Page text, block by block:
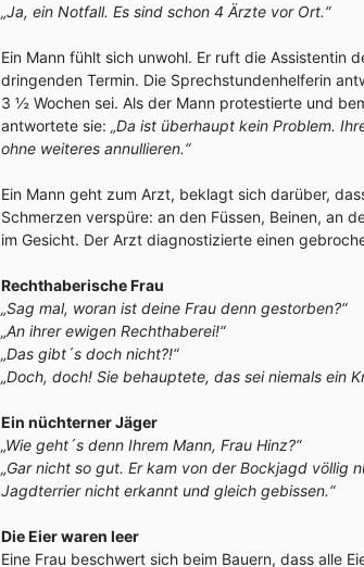
„Ja, ein Notfall. Es sind schon 4 Ärzte vor Ort.“
Ein Mann fühlt sich unwohl. Er ruft die Assistentin
dringenden Termin. Die Sprechstundenhelferin
3 ½ Wochen sei. Als der Mann protestierte und
antwortete sie: „Da ist überhaupt kein Problem.
ohne weiteres annullieren.“
Ein Mann geht zum Arzt, beklagt sich darüber,
Schmerzen verspüre: an den Füssen, Beinen, an
im Gesicht. Der Arzt diagnostizierte einen
Rechthaberische Frau
„Sag mal, woran ist deine Frau denn gestorben?“
„An ihrer ewigen Rechthaberei!“
„Das gibt´s doch nicht?!“
„Doch, doch! Sie behauptete, das sei niemals ein
Ein nüchterner Jäger
„Wie geht´s denn Ihrem Mann, Frau Hinz?“
„Gar nicht so gut. Er kam von der Bockjagd völlig
Jagdterrier nicht erkannt und gleich gebissen.“
Die Eier waren leer
Eine Frau beschwert sich beim Bauern, dass alle